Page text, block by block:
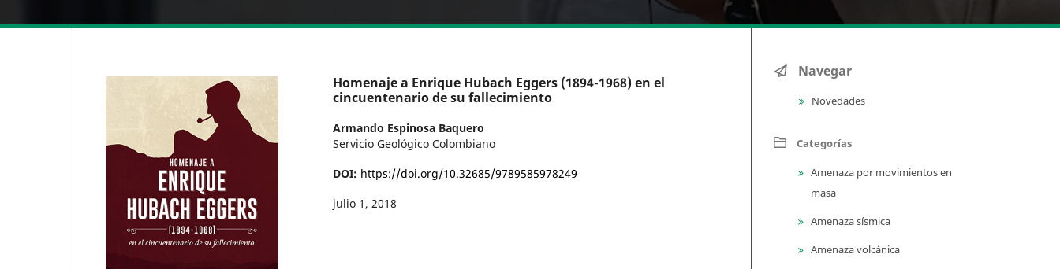
Homenaje a Enrique Hubach Eggers (1894-1968) en el
cincuentenario de su fallecimiento
Armando Espinosa Baquero
Servicio Geológico Colombiano
DOI: https://doi.org/10.32685/9789585978249
julio 1, 2018
Navegar
Novedades
Categorías
Amenaza por movimientos en
masa
Amenaza sísmica
Amenaza volcánica